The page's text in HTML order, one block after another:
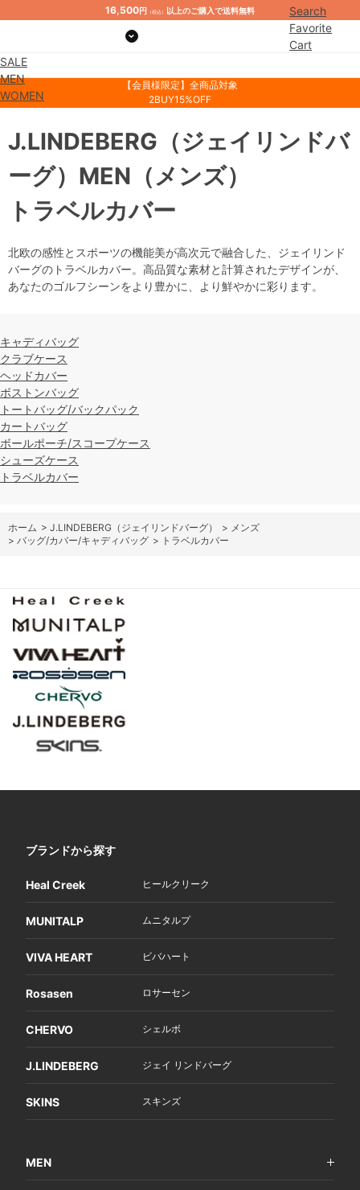
16,500円 （税込） 以上のご購入で送料無料
Search
Favorite
Cart
SALE
MEN
WOMEN
【会員様限定】全商品対象
2BUY15%OFF
トラベルカバー
J.LINDEBERG （ジェイリンドバ
ーグ） MEN （メンズ）
北欧の感性とスポーツの機能美が高次元で融合した、ジェイリンド
バーグのトラベルカバー。高品質な素材と計算されたデザインが、
あなたのゴルフシーンをより豊かに、より鮮やかに彩ります。
キャディバッグ
クラブケース
ヘッドカバー
ボストンバッグ
トートバッグ/バックパック
カートバッグ
ボールポーチ/スコープケース
シューズケース
トラベルカバー
ホーム > J.LINDEBERG（ジェイリンドバーグ） > メンズ
> バッグ/カバー/キャディバッグ > トラベルカバー
ブランドから探す
Heal Creek ヒールクリーク
MUNITALP ムニタルプ
VIVA HEART ビバハート
Rosasen ロサーセン
CHERVO シェルボ
J.LINDEBERG ジェイ リンドバーグ
SKINS スキンズ
MEN